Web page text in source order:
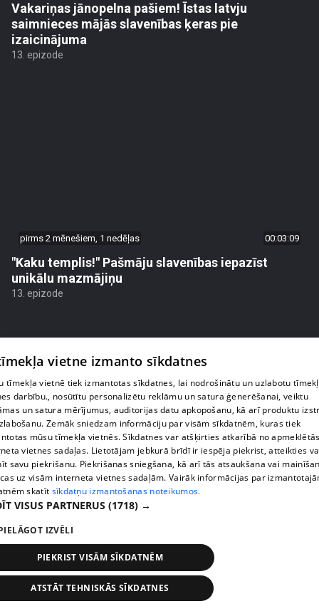
Vakariņas jānopelna pašiem! Īstas latvju
saimnieces mājās slavenības ķeras pie
izaicinājuma
13. epizode
pirms 2 mēnešiem, 1 nedēļas 00:03:09
"Kaku templis!" Pašmāju slavenības iepazīst
unikālu mazmājiņu
13. epizode
pirms 2 mēnešiem, 2 nedēļām 00:04:41
Pašmāju slavenības ļaujas sānslīdēm ar unikālu
13. epizode
vietne izmanto sīkdatnes
tīmekļa vietnē tiek izmantotas sīkdatnes, lai nodrošinātu un uzlabotu
darbību., nosūtītu personalizētu reklāmu un satura ģenerēšanai, veiktu
un satura mērījumus, auditorijas datu apkopošanu, kā arī produktu
Zemāk sniedzam informāciju par visām sīkdatnēm, kuras tiek
mūsu tīmekļa vietnēs. Sīkdatnes var atšķirties atkarībā no
vietnes sadaļas. Lietotājam jebkurā brīdī ir iespēja piekrist, atteikties
savu piekrišanu. Piekrišanas sniegšana, kā arī tās atsaukšana vai
uz visām interneta vietnes sadaļām. Vairāk informācijas par
skatīt sīkdatņu izmantošanas noteikumos.
VISUS PARTNERUS (1718) →
IZVĒLI
PIEKRIST VISĀM SĪKDATNĒM
ATSTĀT TEHNISKĀS SĪKDATNES